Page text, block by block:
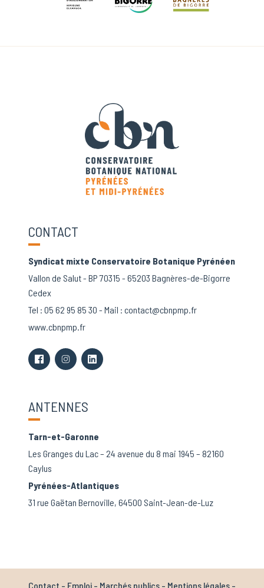
CONTACT
Syndicat mixte Conservatoire Botanique Pyrénéen
Vallon de Salut - BP 70315 - 65203 Bagnères-de-Bigorre
Cedex
Tel : 05 62 95 85 30 - Mail : contact@cbnpmp.fr
www.cbnpmp.fr
ANTENNES
Tarn-et-Garonne
Les Granges du Lac – 24 avenue du 8 mai 1945 – 82160
Caylus
Pyrénées-Atlantiques
31 rue Gaëtan Bernoville, 64500 Saint-Jean-de-Luz
Contact - Emploi - Marchés publics - Mentions légales -